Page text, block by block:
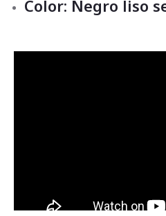
Color: Negro liso